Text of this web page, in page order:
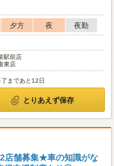
夕方 夜
夜勤
駅前店
東店
まであと12日
とりあえず保存
2店舗募集★車の知識がな